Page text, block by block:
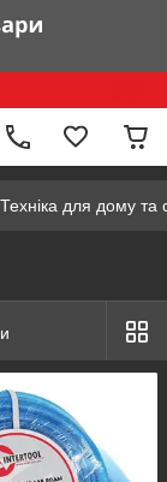
Техніка для дому та